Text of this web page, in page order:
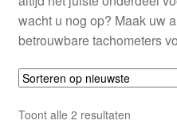
wacht u nog op? Maak uw
betrouwbare tachometers
Toont alle 2 resultaten